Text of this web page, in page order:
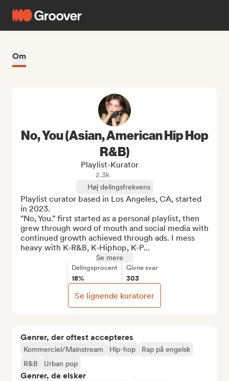
Om
Genrer, der oftest accepteres
Kommerciel/Mainstream Hip-hop
Rap på engelsk
R&B
Urban pop
Genrer, de elsker
No, You (Asian, American Hip Hop
R&B)
Playlist-Kurator
2.3k
Høj delingsfrekvens
Playlist curator based in Los Angeles, CA, started
in 2023.
"No, You." first started as a personal playlist, then
grew through word of mouth and social media with
continued growth achieved through ads. I mess
heavy with K-R&B, K-Hiphop, K-P...
Se mere
Delingsprocent
18%
Givne svar
303
Se lignende kuratorer